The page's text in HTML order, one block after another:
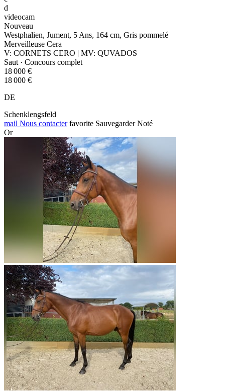
d
videocam
Nouveau
Westphalien, Jument, 5 Ans, 164 cm, Gris pommelé
Merveilleuse Cera
V: CORNETS CERO | MV: QUVADOS
Saut · Concours complet
18 000 €
18 000 €
DE
Schenklengsfeld
mail Nous contacter favorite Sauvegarder Noté
Or